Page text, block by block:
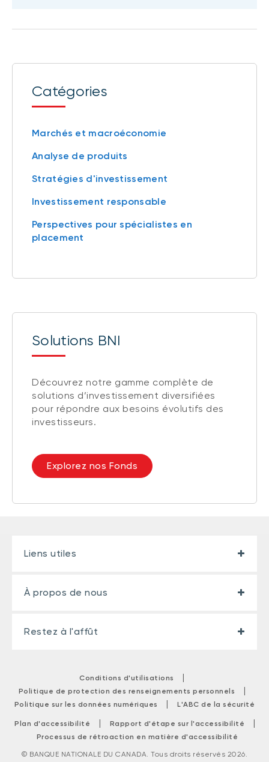
Catégories
Marchés et macroéconomie
Analyse de produits
Stratégies d'investissement
Investissement responsable
Perspectives pour spécialistes en
placement
Solutions BNI
Découvrez notre gamme complète de
solutions d’investissement diversifiées
pour répondre aux besoins évolutifs des
investisseurs.
Explorez nos Fonds
Liens utiles
À propos de nous
Restez à l'affût
Conditions d'utilisations |
Politique de protection des renseignements personnels |
Politique sur les données numériques | L'ABC de la sécurité
Plan d'accessibilité | Rapport d'étape sur l'accessibilité |
Processus de rétroaction en matière d'accessibilité
© BANQUE NATIONALE DU CANADA. Tous droits réservés 2026.